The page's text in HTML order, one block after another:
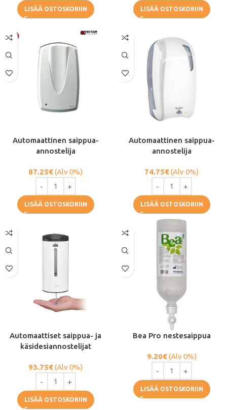
LISÄÄ OSTOSKORIIN LISÄÄ OSTOSKORIIN
Automaattinen saippua-
annostelija
87.25€(Alv 0%)
LISÄÄ OSTOSKORIIN
Automaattinen saippua-
annostelija
74.75€(Alv 0%)
LISÄÄ OSTOSKORIIN
Automaattiset saippua- ja
käsidesiannostelijat
93.75€(Alv 0%)
LISÄÄ OSTOSKORIIN
Bea Pro nestesaippua
9.20€(Alv 0%)
LISÄÄ OSTOSKORIIN